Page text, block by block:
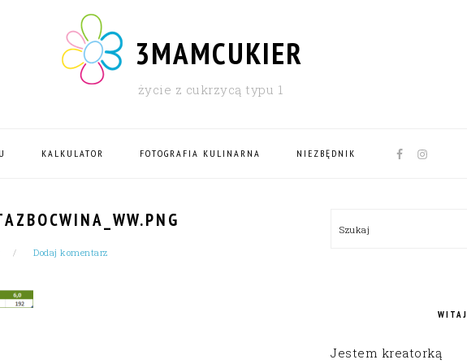
3MAMCUKIER
życie z cukrzycą typu 1
KALKULATOR FOTOGRAFIA KULINARNA NIEZBĘDNIK
NAV
Dodaj komentarz
SIDEBAR
Szukaj
WITAJ
Jestem kreatorką